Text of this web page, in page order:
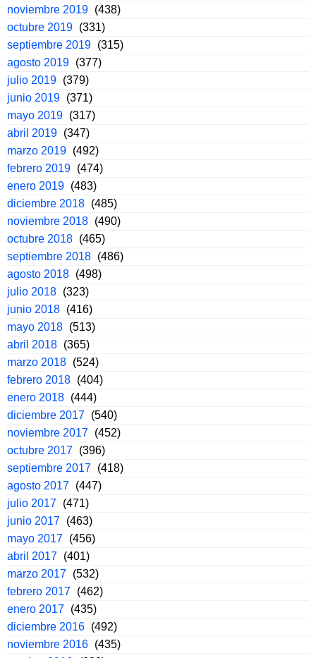
noviembre 2019 (438)
octubre 2019 (331)
septiembre 2019 (315)
agosto 2019 (377)
julio 2019 (379)
junio 2019 (371)
mayo 2019 (317)
abril 2019 (347)
marzo 2019 (492)
febrero 2019 (474)
enero 2019 (483)
diciembre 2018 (485)
noviembre 2018 (490)
octubre 2018 (465)
septiembre 2018 (486)
agosto 2018 (498)
julio 2018 (323)
junio 2018 (416)
mayo 2018 (513)
abril 2018 (365)
marzo 2018 (524)
febrero 2018 (404)
enero 2018 (444)
diciembre 2017 (540)
noviembre 2017 (452)
octubre 2017 (396)
septiembre 2017 (418)
agosto 2017 (447)
julio 2017 (471)
junio 2017 (463)
mayo 2017 (456)
abril 2017 (401)
marzo 2017 (532)
febrero 2017 (462)
enero 2017 (435)
diciembre 2016 (492)
noviembre 2016 (435)